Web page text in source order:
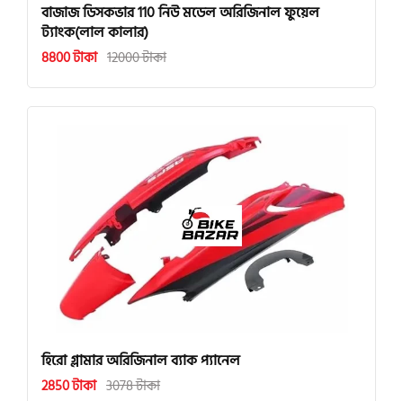
বাজাজ ডিসকভার 110 নিউ মডেল অরিজিনাল ফুয়েল
ট্যাংক(লাল কালার)
8800 টাকা 12000 টাকা
হিরো গ্লামার অরিজিনাল ব্যাক প্যানেল
2850 টাকা 3078 টাকা